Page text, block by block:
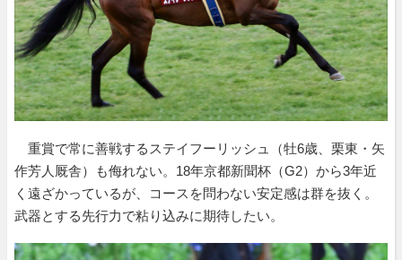
重賞で常に善戦するステイフーリッシュ（牡6歳、栗東・矢
作芳人厩舎）も侮れない。18年京都新聞杯（G2）から3年近
く遠ざかっているが、コースを問わない安定感は群を抜く。
武器とする先行力で粘り込みに期待したい。